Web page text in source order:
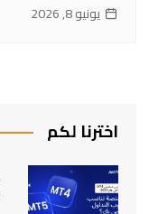
يونيو 8, 2026
اخترنا لكم